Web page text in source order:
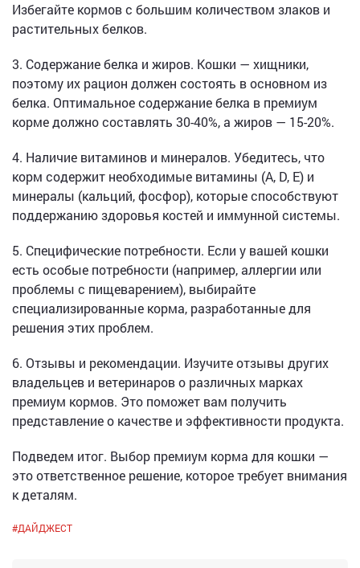
Избегайте кормов с большим количеством злаков и
растительных белков.
3. Содержание белка и жиров. Кошки — хищники,
поэтому их рацион должен состоять в основном из
белка. Оптимальное содержание белка в премиум
корме должно составлять 30-40%, а жиров — 15-20%.
4. Наличие витаминов и минералов. Убедитесь, что
корм содержит необходимые витамины (A, D, E) и
минералы (кальций, фосфор), которые способствуют
поддержанию здоровья костей и иммунной системы.
5. Специфические потребности. Если у вашей кошки
есть особые потребности (например, аллергии или
проблемы с пищеварением), выбирайте
специализированные корма, разработанные для
решения этих проблем.
6. Отзывы и рекомендации. Изучите отзывы других
владельцев и ветеринаров о различных марках
премиум кормов. Это поможет вам получить
представление о качестве и эффективности продукта.
Подведем итог. Выбор премиум корма для кошки —
это ответственное решение, которое требует внимания
к деталям.
#ДАЙДЖЕСТ